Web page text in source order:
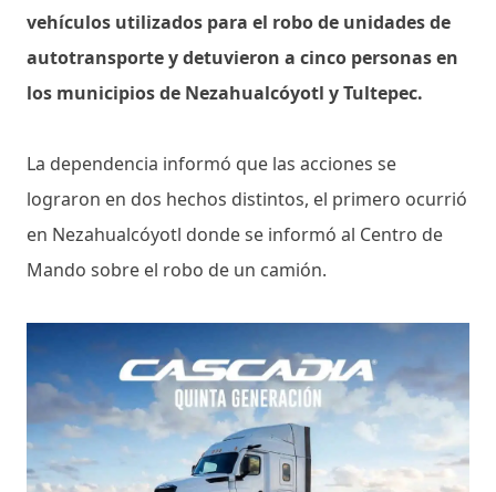
vehículos utilizados para el robo de unidades de
autotransporte y detuvieron a cinco personas en
los municipios de Nezahualcóyotl y Tultepec.
La dependencia informó que las acciones se
lograron en dos hechos distintos, el primero ocurrió
en Nezahualcóyotl donde se informó al Centro de
Mando sobre el robo de un camión.